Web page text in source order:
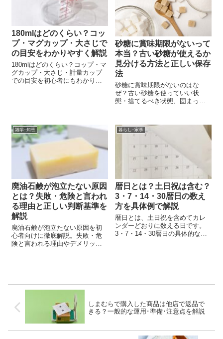
180mlはどのくらい？コッ
プ・マグカップ・大さじで
の目安をわかりやすく解説
180mlはどのくらい？コップ・マ
グカップ・大さじ・計量カップ
での目安を初心者にもわかりや
砂糖に賞味期限がないって
本当？古い砂糖が使えるか
見分ける方法と正しい保存
法
砂糖に賞味期限がないのはな
ぜ？古い砂糖を使っていい状
態・捨てるべき状態、固まった
雑学･知恵
廃油石鹸が泡立たない原因
とは？失敗・危険と言われ
る理由と正しい判断基準を
解説
廃油石鹸が泡立たない原因を初
心者向けに徹底解説。失敗・危
険と言われる理由やデメリッ
暮らし･家事
暦日とは？土日祝は含む？
3・7・14・30暦日の数え
方を具体例で解説
暦日とは、土日祝を含めてカレ
ンダーどおりに数える日です。
3・7・14・30暦日の具体的な数
しまむらで購入した商品は他店で返品で
きる？一般的な運用･準備･注意点を解説